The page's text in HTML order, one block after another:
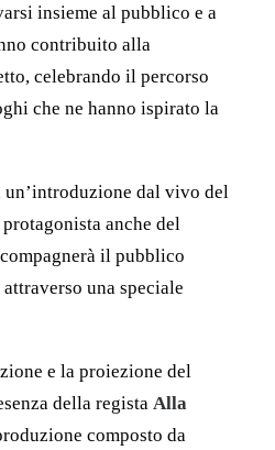
insieme al pubblico e a
contribuito alla
celebrando il percorso
che ne hanno ispirato la
un’introduzione dal vivo del
protagonista anche del
il pubblico
una speciale
e la proiezione del
della regista Alla
composto da